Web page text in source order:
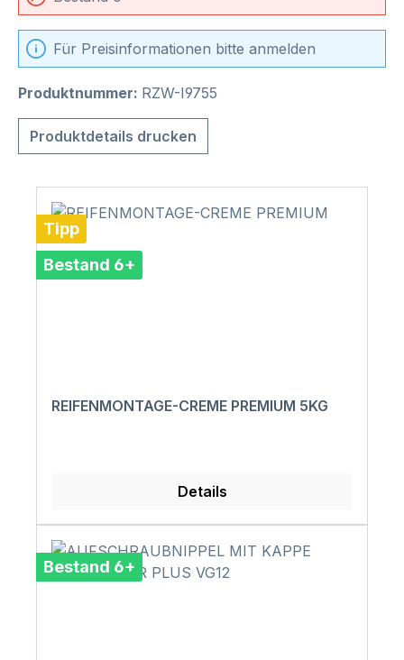
Für Preisinformationen bitte anmelden
Produktnummer: RZW-I9755
Produktdetails drucken
Tipp
Bestand 6+
REIFENMONTAGE-CREME PREMIUM 5KG
Details
Bestand 6+